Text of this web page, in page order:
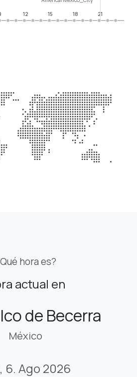
12 15 18 21
hora es?
actual en
de Becerra
México
6. Ago 2026